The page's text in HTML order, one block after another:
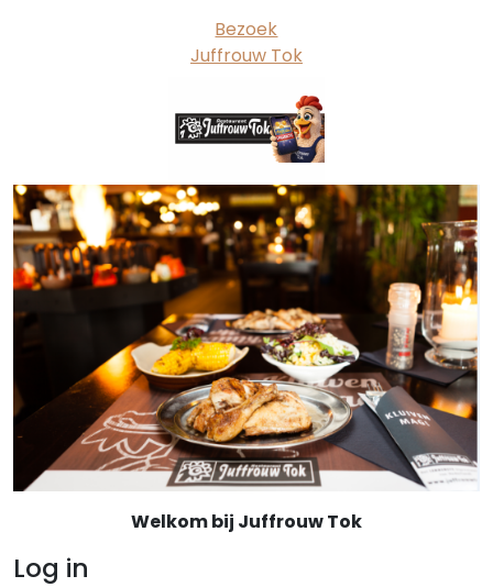
Bezoek
Juffrouw Tok
Welkom bij Juffrouw Tok
Log in